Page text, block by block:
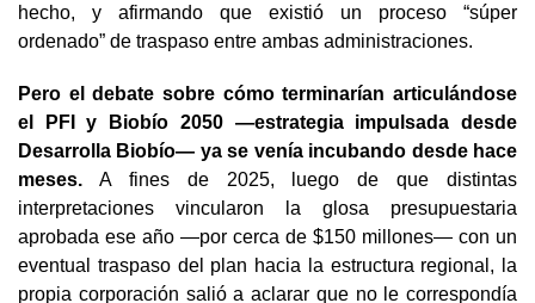
hecho, y afirmando que existió un proceso “súper
ordenado” de traspaso entre ambas administraciones.
Pero el debate sobre cómo terminarían articulándose
el PFI y Biobío 2050 —estrategia impulsada desde
Desarrolla Biobío— ya se venía incubando desde hace
meses. A fines de 2025, luego de que distintas
interpretaciones vincularon la glosa presupuestaria
aprobada ese año —por cerca de $150 millones— con un
eventual traspaso del plan hacia la estructura regional, la
propia corporación salió a aclarar que no le correspondía